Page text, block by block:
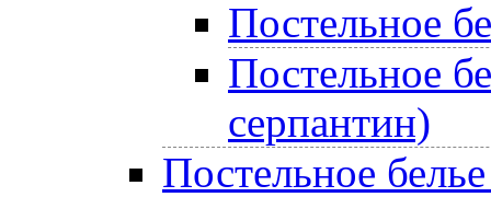
Постельное
Постельное
серпантин)
Постельное